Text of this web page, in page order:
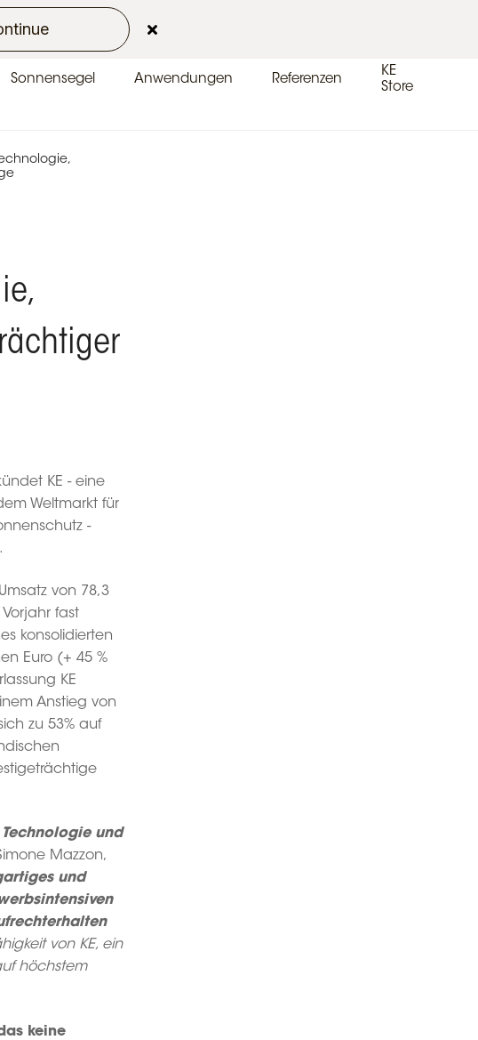
Kontakt
Sonnensegel Anwendungen Referenzen
KE
Store
KE - eine
Weltmarkt für
-
von 78,3
fast
konsolidierten
Euro (+ 45 %
KE
Anstieg von
zu 53% auf
und
Mazzon,
und
von KE, ein
höchstem
keine